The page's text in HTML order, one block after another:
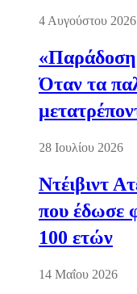
4 Αυγούστου 2026
«Παράδοση
Όταν τα
28 Ιουλίου 2026
Ντέιβιντ
που έδωσε
100 ετών
14 Μαΐου 2026